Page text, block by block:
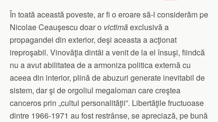
În toată această poveste, ar fi o eroare să-l considerăm pe
Nicolae Ceauşescu doar o victimăexclusivă a
propagandei din exterior, deşi aceasta a acţionat
ireproşabil. Vinovăţia dintâi a venit de la el însuşi, fiindcă
nu a avut abilitatea de a armoniza politica externă cu
aceea din interior, plină de abuzuri generate inevitabil de
sistem, dar şi de orgoliul megaloman care creştea
canceros prin „cultul personalităţii”. Libertăţile fructuoase
dintre 1966-1971 au fost restrânse, se apreciază, pe bună